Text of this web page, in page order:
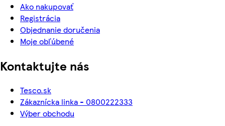
Ako nakupovať
Registrácia
Objednanie doručenia
Moje obľúbené
Kontaktujte nás
Tesco.sk
Zákaznícka linka - 0800222333
Výber obchodu